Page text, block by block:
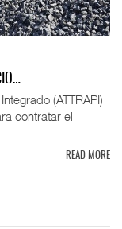
(ATTRAPI)
contratar el
READ MORE